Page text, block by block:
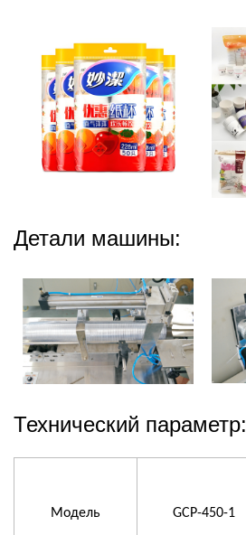
Детали машины:
Технический параметр:
Модель GCP-450-1